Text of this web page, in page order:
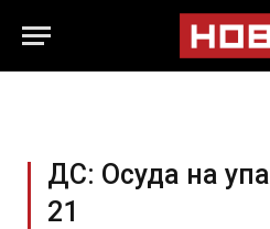
ДС: Осуда на
21